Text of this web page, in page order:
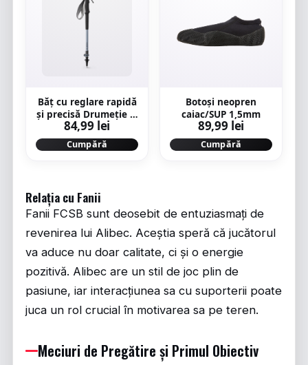
Băț cu reglare rapidă
și precisă Drumeție la
munte MT500 Gri
84,99 lei
Cumpără
Botoși neopren
caiac/SUP 1,5mm
89,99 lei
Cumpără
Relația cu Fanii
Fanii FCSB sunt deosebit de entuziasmați de
revenirea lui Alibec. Aceștia speră că jucătorul
va aduce nu doar calitate, ci și o energie
pozitivă. Alibec are un stil de joc plin de
pasiune, iar interacțiunea sa cu suporterii poate
juca un rol crucial în motivarea sa pe teren.
Meciuri de Pregătire și Primul Obiectiv